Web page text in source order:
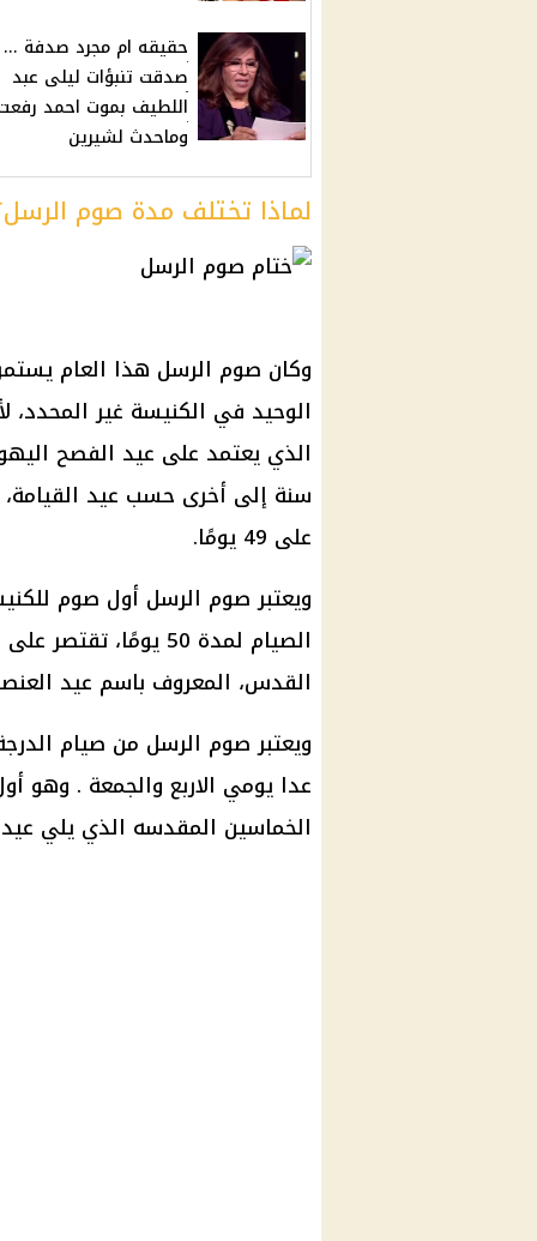
حقيقه ام مجرد صدفة
صدقت تنبؤات ليلى عبد
اللطيف بموت احمد
وماحدث لشيرين
لماذا تختلف مدة صوم
الوحيد في الكنيسة غير المحدد،
الذي يعتمد على عيد الفصح
سنة إلى أخرى حسب عيد القيامة،
على 49 يومًا.
ويعتبر صوم الرسل أول صوم
الصيام لمدة 50
القدس، المعروف باسم عيد
ويعتبر صوم الرسل من صيام
عدا يومي الاربع والجمعة . وهو
الخماسين المقدسه الذي يلي عيد